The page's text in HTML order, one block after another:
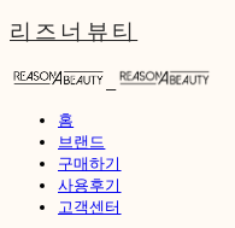
리즈너뷰티
홈
브랜드
구매하기
사용후기
고객센터